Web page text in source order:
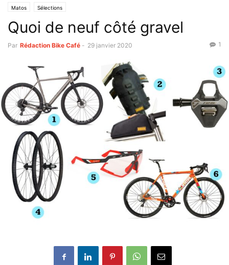
Matos Sélections
Quoi de neuf côté gravel
Par Rédaction Bike Café - 29 janvier 2020 1